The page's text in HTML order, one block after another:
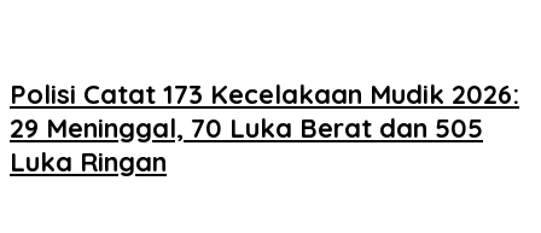
Polisi Catat 173 Kecelakaan Mudik 2026:
29 Meninggal, 70 Luka Berat dan 505
Luka Ringan